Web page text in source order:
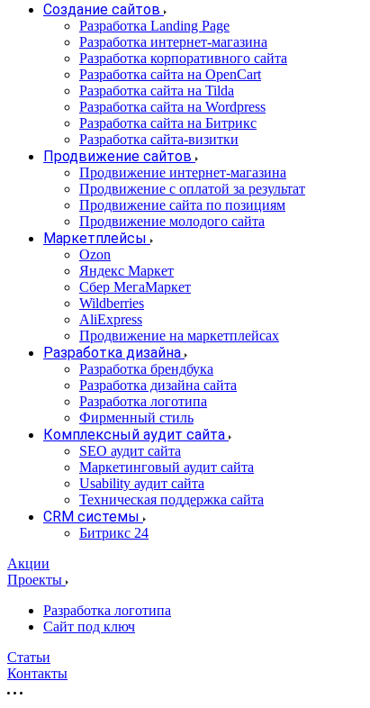
Создание сайтов
Разработка Landing Page
Разработка интернет-магазина
Разработка корпоративного сайта
Разработка сайта на OpenCart
Разработка сайта на Tilda
Разработка сайта на Wordpress
Разработка сайта на Битрикс
Разработка сайта-визитки
Продвижение сайтов
Продвижение интернет-магазина
Продвижение с оплатой за результат
Продвижение сайта по позициям
Продвижение молодого сайта
Маркетплейсы
Ozon
Яндекс Маркет
Сбер МегаМаркет
Wildberries
AliExpress
Продвижение на маркетплейсах
Разработка дизайна
Разработка брендбука
Разработка дизайна сайта
Разработка логотипа
Фирменный стиль
Комплексный аудит сайта
SEO аудит сайта
Маркетинговый аудит сайта
Usability аудит сайта
Техническая поддержка сайта
CRM системы
Битрикс 24
Акции
Проекты
Разработка логотипа
Сайт под ключ
Статьи
Контакты